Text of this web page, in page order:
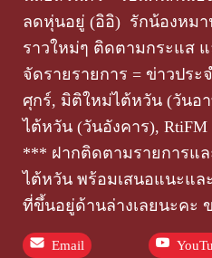
ลดหุ่นอยู่ (อิอิ) รักน้องหมา
ราวใหม่ๆ ติดตามกระแส
จัดรายรายการ = ข่าวปร
ศุกร์, มิติใหม่ไต้หวัน (วันอ
ไต้หวัน (วันอังคาร),
*** ฝากติดตามรายการแล
ไต้หวัน พร้อมเสนอแนะแล
ที่ขึ้นอยู่ด้านล่างเลยนะคะ
Email